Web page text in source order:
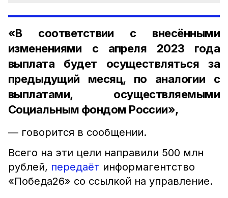
«В соответствии с внесёнными
изменениями с апреля 2023 года
выплата будет осуществляться за
предыдущий месяц, по аналогии с
выплатами, осуществляемыми
Социальным фондом России»,
— говорится в сообщении.
Всего на эти цели направили 500 млн
рублей, передаёт информагентство
«Победа26» со ссылкой на управление.